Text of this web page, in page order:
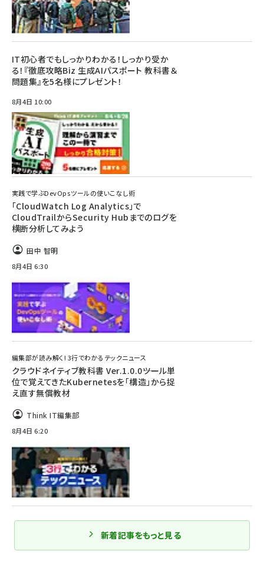
IT初心者でもしっかりわかる！しっかり受か
る！『徹底攻略Biz 生成AIパスポート 教科書＆
問題集』を5名様にプレゼント！
8月4日 10:00
実践で学ぶDevOpsツールの使いこなし術
「CloudWatch Log Analytics」で
CloudTrailからSecurity Hubまでのログを
横断分析してみよう
田中 智明
8月4日 6:30
編集部が読み解く! 3行でわかるテックニュース
クラウドネイティブ教科書 Ver.1.0.0――ツール単
位で覚えてきたKubernetesを「構造」から捉
え直す無償教材
Think IT編集部
8月4日 6:20
新着記事をもっと見る